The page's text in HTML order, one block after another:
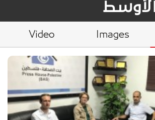
Images
Video